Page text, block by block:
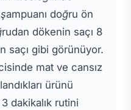
doğru ön
dökenin saçı 8
saçı gibi görünüyor.
mat ve cansız
ürünü
dakikalık rutini